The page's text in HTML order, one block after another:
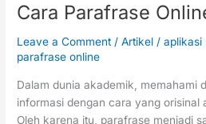
Cara Parafrase
Leave a Comment /Artikel /aplikasi
parafrase online
Dalam dunia akademik, memahami
informasi dengan cara yang orisinal
Oleh karena itu, parafrase menjadi